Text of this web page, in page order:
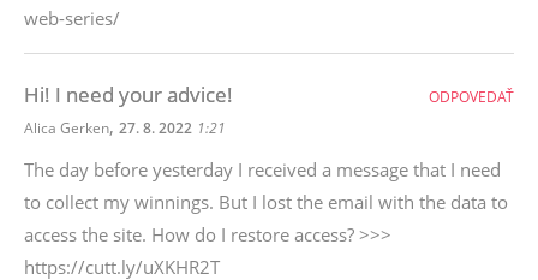
web-series/
Hi! I need your advice!
Alica Gerken, 27. 8. 2022 1:21
The day before yesterday I received a message that I need
to collect my winnings. But I lost the email with the data to
access the site. How do I restore access? >>>
https://cutt.ly/uXKHR2T
ODPOVEDAŤ